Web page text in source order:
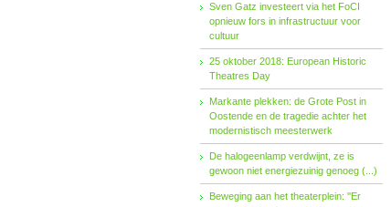
Sven Gatz investeert via het FoCI
opnieuw fors in infrastructuur voor
cultuur
25 oktober 2018: European Historic
Theatres Day
Markante plekken: de Grote Post in
Oostende en de tragedie achter het
modernistisch meesterwerk
De halogeenlamp verdwijnt, ze is
gewoon niet energiezuinig genoeg (...)
Beweging aan het theaterplein: ''Er